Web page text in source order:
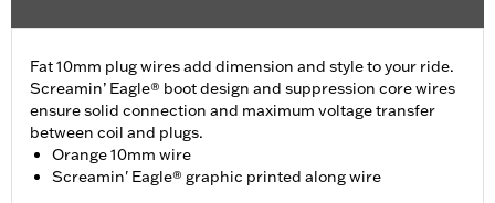
Fat 10mm plug wires add dimension and style to your ride.
Screamin’ Eagle® boot design and suppression core wires
ensure solid connection and maximum voltage transfer
between coil and plugs.
Orange 10mm wire
Screamin' Eagle® graphic printed along wire